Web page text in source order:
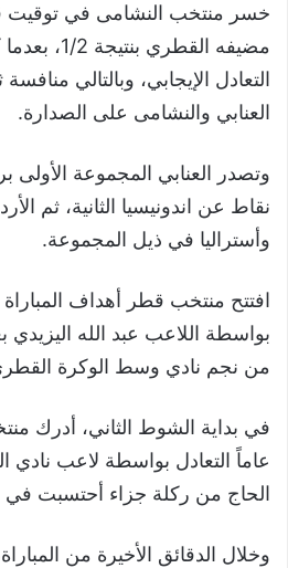
خسر منتخب النشامى في توقيت
مضيفه القطري
التعادل الإيجابي، وبالتالي
العنابي والنشامى على الصدارة.
نقاط عن اندونيسيا الثانية، ثم
وأستراليا في ذيل المجموعة.
بواسطة اللاعب عبد الله اليزيدي
من نجم نادي وسط الوكرة
عاماً التعادل بواسطة لاعب نادي
الحاج من ركلة جزاء أحتسبت في
وخلال الدقائق الأخيرة من